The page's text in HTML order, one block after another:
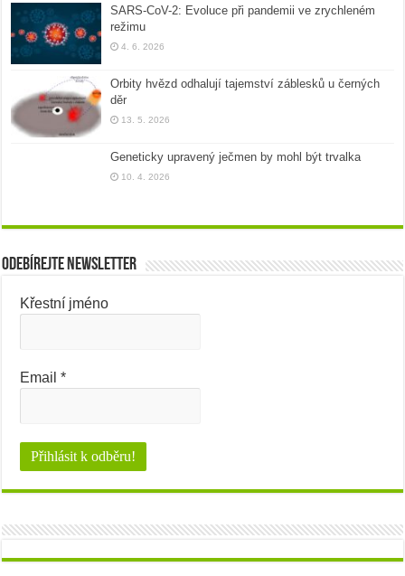
SARS-CoV-2: Evoluce při pandemii ve zrychleném
režimu
4. 6. 2026
Orbity hvězd odhalují tajemství záblesků u černých
děr
13. 5. 2026
Geneticky upravený ječmen by mohl být trvalka
10. 4. 2026
Odebírejte newsletter
Křestní jméno
Email*